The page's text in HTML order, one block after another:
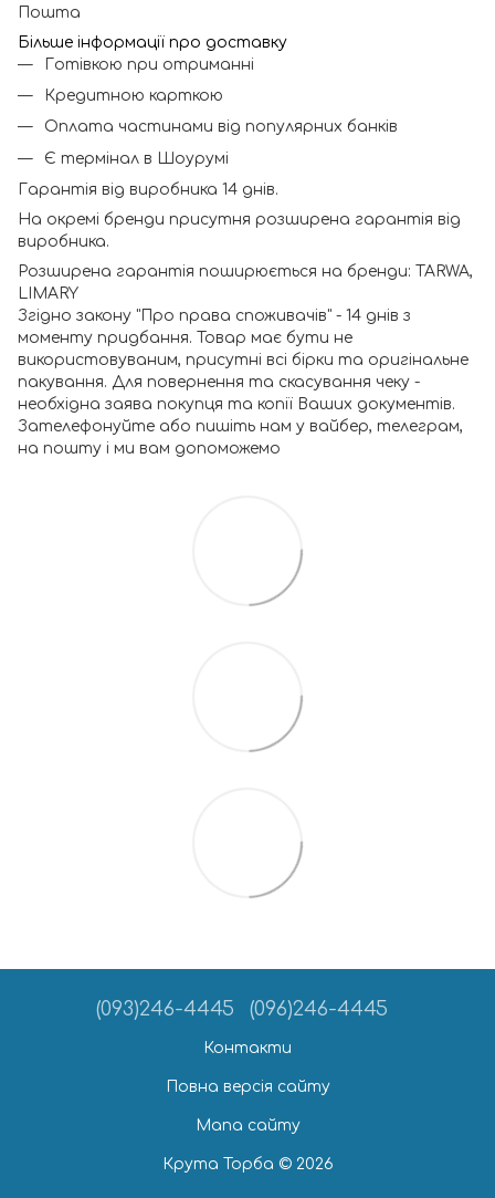
Пошта
Більше інформації про доставку
Готівкою при отриманні
Кредитною карткою
Оплата частинами від популярних банків
Є термінал в Шоурумі
Гарантія від виробника 14 днів.
На окремі бренди присутня розширена гарантія від
виробника.
Розширена гарантія поширюється на бренди: TARWA,
LIMARY
Згідно закону "Про права споживачів" - 14 днів з
моменту придбання. Товар має бути не
використовуваним, присутні всі бірки та оригінальне
пакування. Для повернення та скасування чеку -
необхідна заява покупця та копії Ваших документів.
Зателефонуйте або пишіть нам у вайбер, телеграм,
на пошту і ми вам допоможемо
(093)246-4445 (096)246-4445
Контакти
Повна версія сайту
Мапа сайту
Крута Торба © 2026